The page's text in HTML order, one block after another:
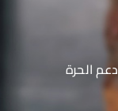
دعم الحرة